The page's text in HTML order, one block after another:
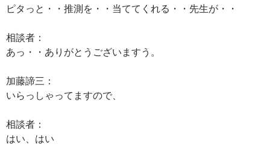
ピタっと・・推測を・・当ててくれる・・先生が・・
相談者：
あっ・・ありがとうございますう。
加藤諦三：
いらっしゃってますので、
相談者：
はい、はい